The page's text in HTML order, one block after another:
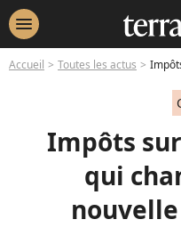
menu
Accueil Toutes les actus Impôts
Impôts
qui